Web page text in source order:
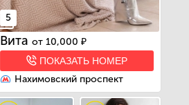
5
Вита от 10,000 ₽
ПОКАЗАТЬ НОМЕР
Нахимовский проспект